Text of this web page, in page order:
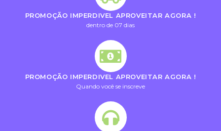
PROMOÇÃO IMPERDIVEL APROVEITAR AGORA !
dentro de 07 dias
PROMOÇÃO IMPERDIVEL APROVEITAR AGORA !
Quando você se inscreve